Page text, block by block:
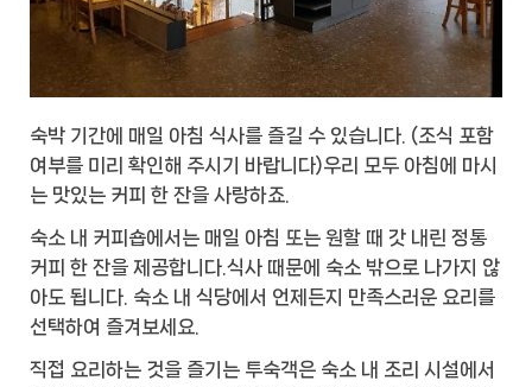
숙박 기간에 매일 아침 식사를 즐길 수 있습니다. (조식 포함
여부를 미리 확인해 주시기 바랍니다)우리 모두 아침에 마시
는 맛있는 커피 한 잔을 사랑하죠.
숙소 내 커피숍에서는 매일 아침 또는 원할 때 갓 내린 정통
커피 한 잔을 제공합니다.식사 때문에 숙소 밖으로 나가지 않
아도 됩니다. 숙소 내 식당에서 언제든지 만족스러운 요리를
선택하여 즐겨보세요.
직접 요리하는 것을 즐기는 투숙객은 숙소 내 조리 시설에서